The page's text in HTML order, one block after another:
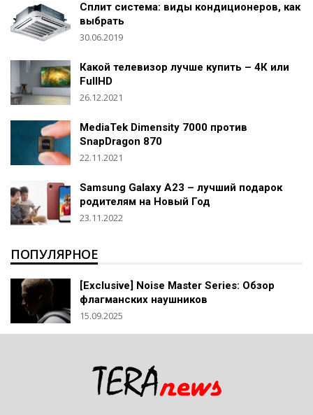
Сплит система: виды кондиционеров, как
выбрать
30.06.2019
Какой телевизор лучше купить – 4К или
FullHD
26.12.2021
MediaTek Dimensity 7000 против
SnapDragon 870
22.11.2021
Samsung Galaxy A23 – лучший подарок
родителям на Новый Год
23.11.2022
ПОПУЛЯРНОЕ
[Exclusive] Noise Master Series: Обзор
флагманских наушников
15.09.2025